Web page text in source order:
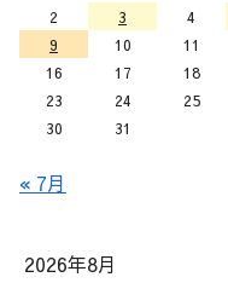
2
3 4
9
10 11
16
17 18
23
24 25
30
31
« 7月
2026年8月